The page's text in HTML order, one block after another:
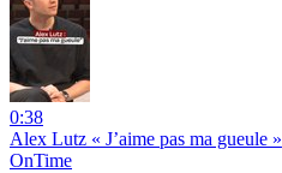
0:38
Alex Lutz « J’aime pas ma gueule »
OnTime